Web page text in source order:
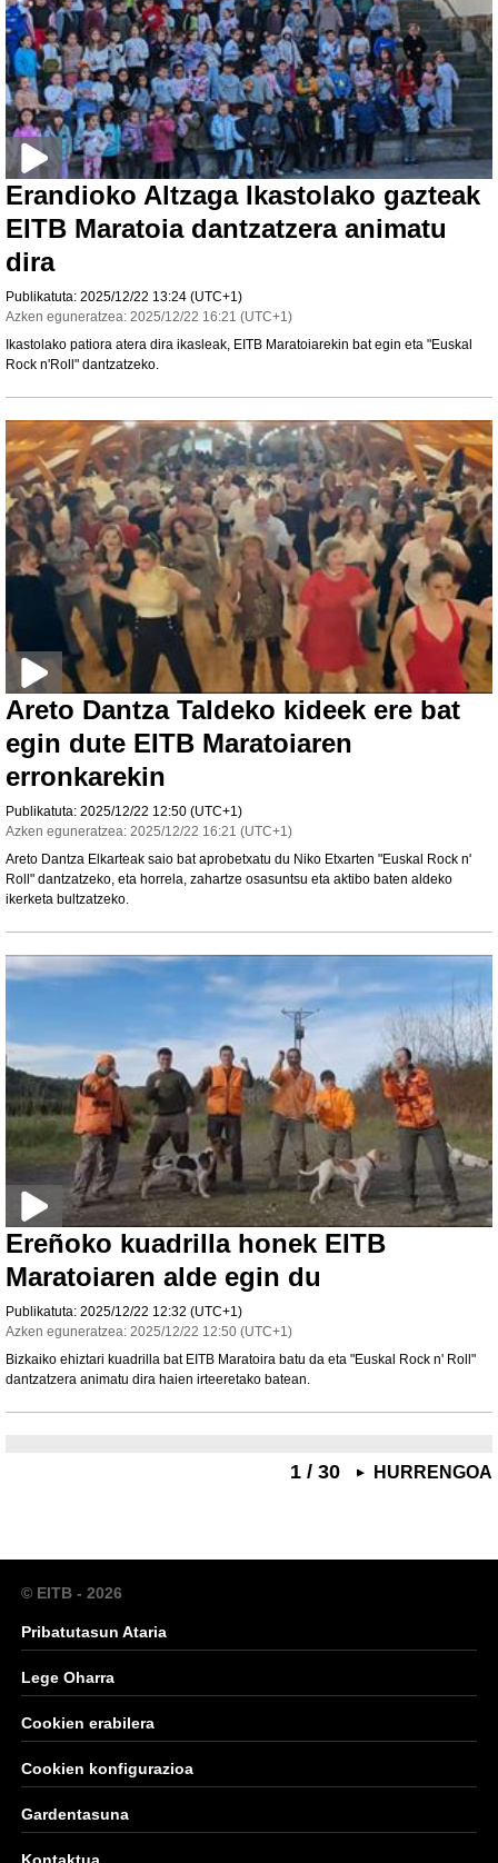
Erandioko Altzaga Ikastolako gazteak
EITB Maratoia dantzatzera animatu
dira
Publikatuta: 2025/12/22 13:24 (UTC+1)
Azken eguneratzea: 2025/12/22 16:21 (UTC+1)
Ikastolako patiora atera dira ikasleak, EITB Maratoiarekin bat egin eta "Euskal
Rock n'Roll" dantzatzeko.
Areto Dantza Taldeko kideek ere bat
egin dute EITB Maratoiaren
erronkarekin
Publikatuta: 2025/12/22 12:50 (UTC+1)
Azken eguneratzea: 2025/12/22 16:21 (UTC+1)
Areto Dantza Elkarteak saio bat aprobetxatu du Niko Etxarten "Euskal Rock n'
Roll" dantzatzeko, eta horrela, zahartze osasuntsu eta aktibo baten aldeko
ikerketa bultzatzeko.
Ereñoko kuadrilla honek EITB
Maratoiaren alde egin du
Publikatuta: 2025/12/22 12:32 (UTC+1)
Azken eguneratzea: 2025/12/22 12:50 (UTC+1)
Bizkaiko ehiztari kuadrilla bat EITB Maratoira batu da eta "Euskal Rock n' Roll"
dantzatzera animatu dira haien irteeretako batean.
1 / 30 HURRENGOA
© EITB - 2026
Pribatutasun Ataria
Lege Oharra
Cookien erabilera
Cookien konfigurazioa
Gardentasuna